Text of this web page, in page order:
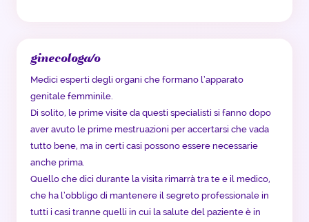
ginecologa/o
Medici esperti degli organi che formano l’apparato
genitale femminile.
Di solito, le prime visite da questi specialisti si fanno dopo
aver avuto le prime mestruazioni per accertarsi che vada
tutto bene, ma in certi casi possono essere necessarie
anche prima.
Quello che dici durante la visita rimarrà tra te e il medico,
che ha l’obbligo di mantenere il segreto professionale in
tutti i casi tranne quelli in cui la salute del paziente è in